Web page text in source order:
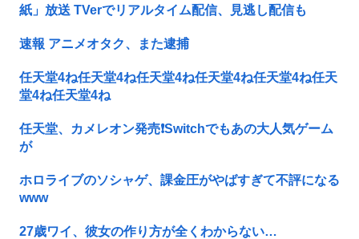
紙」放送 TVerでリアルタイム配信、見逃し配信も
速報 アニメオタク、また逮捕
任天堂4ね任天堂4ね任天堂4ね任天堂4ね任天堂4ね任天
堂4ね任天堂4ね
任天堂、カメレオン発売❗Switchでもあの大人気ゲーム
が
ホロライブのソシャゲ、課金圧がやばすぎて不評になる
www
27歳ワイ、彼女の作り方が全くわからない…